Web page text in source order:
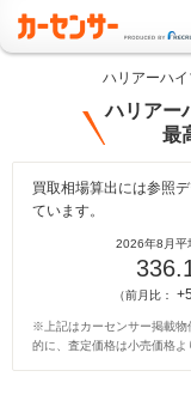
ハリアーハ
ハリアー
最
買取相場算出には参照
ています。
2026年8月平
（前月比：
※上記はカーセンサー掲載物
的に、査定価格は小売価格よ